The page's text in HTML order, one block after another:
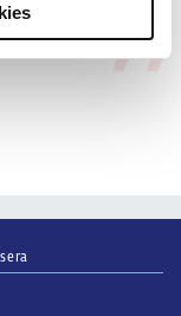
behövs inte